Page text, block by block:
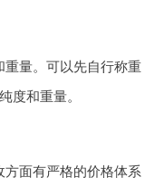
量。可以先自行称
度和重量。
面有严格的价格体